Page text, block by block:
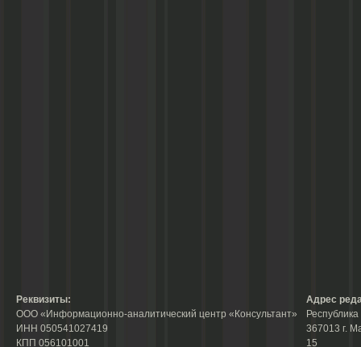
Реквизиты:
ООО «Информационно-аналитический центр «Консультант»
ИНН 050541027419
КПП 056101001
Адрес
367013 г.
15